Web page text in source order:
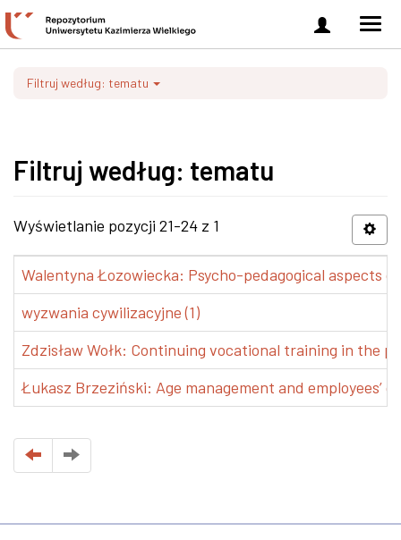
Zaloguj
się
Filtruj według: tematu
Filtruj według: tematu
Wyświetlanie pozycji 21-24 z 1
Walentyna Łozowiecka: Psycho-pedagogical aspects
wyzwania cywilizacyjne (1)
Zdzisław Wołk: Continuing vocational training in the
Łukasz Brzeziński: Age management and employees’